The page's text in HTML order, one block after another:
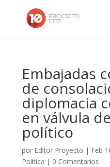
Embajadas
de
diplomacia
en válvula
político
por Editor Proyecto | Feb
Política | 0 Comentarios